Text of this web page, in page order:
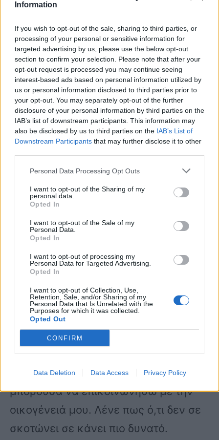
Information
If you wish to opt-out of the sale, sharing to third parties, or
processing of your personal or sensitive information for
targeted advertising by us, please use the below opt-out
section to confirm your selection. Please note that after your
opt-out request is processed you may continue seeing
interest-based ads based on personal information utilized by
us or personal information disclosed to third parties prior to
your opt-out. You may separately opt-out of the further
disclosure of your personal information by third parties on the
IAB’s list of downstream participants. This information may
also be disclosed by us to third parties on the IAB’s List of
Downstream Participants that may further disclose it to other
Personal Data Processing Opt Outs
I want to opt-out of the Sharing of my
personal data.
Opted In
I want to opt-out of the Sale of my
Personal Data.
Opted In
I want to opt-out of processing my
Personal Data for Targeted Advertising.
Opted In
I want to opt-out of Collection, Use,
Retention, Sale, and/or Sharing of my
Personal Data that Is Unrelated with the
Purposes for which it was collected.
Opted Out
CONFIRM
Data Deletion Data Access Privacy Policy
υπάρχει στην Ευρώπη, η οποία
σαρώνει τις συσκευές των πολιτικών
και ελέγχει εάν έχουν μολυνθεί από
παράνομο λογισμικό
παρακολούθησης. Ήταν πολύ
ενδιαφέρον, γιατί είχαμε τις
δουλειά μου, το κοινοβουλευτικό
πολιτικό μου έργο. Είχαμε αποδείξεις
ότι όλη η Επιτροπή «Πήγασος» (PEGA)
ελεγχόταν», τονίζει.
Όσον αφορά το περιστατικό της
σύλληψής της και τις στιγμές μέσα
στις φυλακές του Χάρεμ, η Εύα Καϊλή
περιγράφει: «Προσπαθούσα να μείνω
ψύχραιμη. Τις πρώτες μέρες
σφράγισαν το διαμέρισμα, δεν τους
ένοιαζε πού είναι το μωρό και δε
μπορούσα να επικοινωνήσω με την
οικογένειά μου. Λένε πως ό,τι δεν σε
σκοτώνει σε κάνει πιο δυνατό.